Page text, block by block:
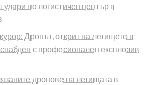
удари по логистичен център в
Дронът, открит на летището в
с професионален експлозив
дронове на летищата в